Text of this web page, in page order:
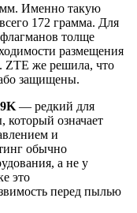
Именно такую
172 грамма. Для
толще
размещения
ZTE же решила, что
защищены.
— редкий для
означает
и
обычно
а не у
это
перед пылью